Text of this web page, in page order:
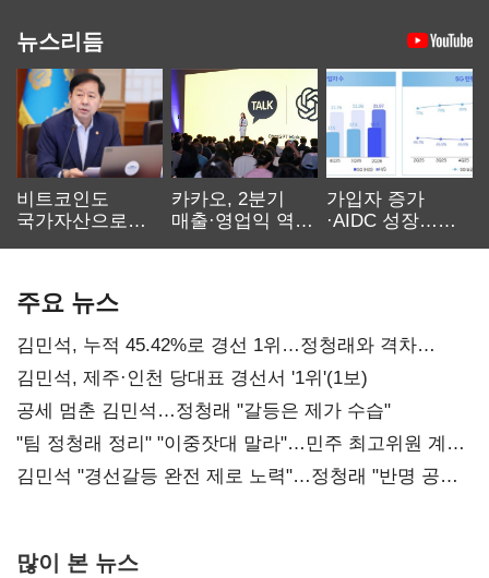
뉴스리듬
비트코인도
국가자산으로…'
카카오, 2분기
매출·영업익 역대
가입자 증가
·AIDC 성장…
주요 뉴스
김민석, 누적 45.42%로 경선 1위…정청래와 격차
0.86%p(2보)
김민석, 제주·인천 당대표 경선서 '1위'(1보)
공세 멈춘 김민석…정청래 "갈등은 제가 수습"
"팀 정청래 정리" "이중잣대 말라"…민주 최고위원 계파
다툼 격화
김민석 "경선갈등 완전 제로 노력"…정청래 "반명 공세
많이 본 뉴스